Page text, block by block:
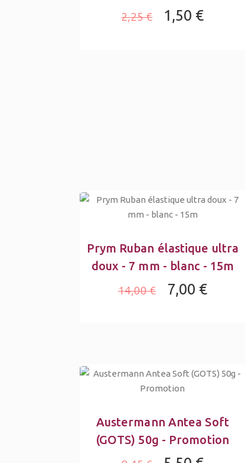
2,25 € 1,50 €
Prym Ruban élastique ultra
doux - 7 mm - blanc - 15m
14,00 € 7,00 €
Austermann Antea Soft
(GOTS) 50g - Promotion